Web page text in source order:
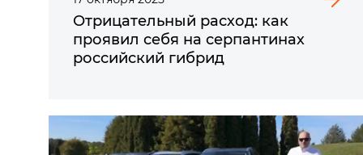
Отрицательный расход: как
проявил себя на серпантинах
российский гибрид